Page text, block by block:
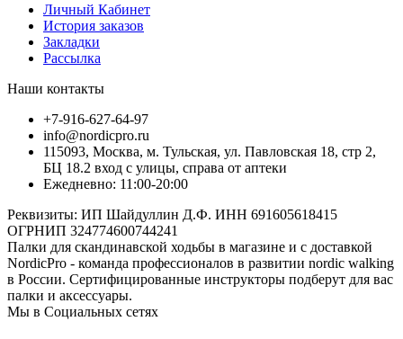
Личный Кабинет
История заказов
Закладки
Рассылка
Наши контакты
+7-916-627-64-97
info@nordicpro.ru
115093, Москва, м. Тульская, ул. Павловская 18, стр 2,
БЦ 18.2 вход с улицы, справа от аптеки
Ежедневно: 11:00-20:00
Реквизиты: ИП Шайдуллин Д.Ф. ИНН 691605618415
ОГРНИП 324774600744241
Палки для скандинавской ходьбы в магазине и с доставкой
NordicPro - команда профессионалов в развитии nordic walking
в России. Сертифицированные инструкторы подберут для вас
палки и аксессуары.
Мы в Социальных сетях